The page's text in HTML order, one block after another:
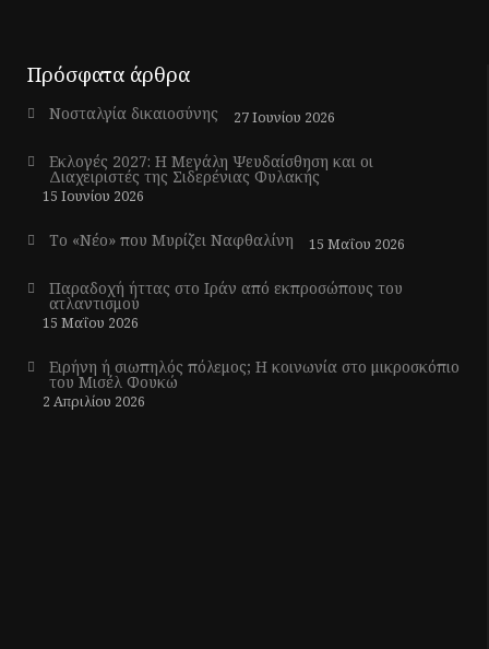
Πρόσφατα άρθρα
Νοσταλγία δικαιοσύνης 27 Ιουνίου 2026
Εκλογές 2027: Η Μεγάλη Ψευδαίσθηση και οι
Διαχειριστές της Σιδερένιας Φυλακής
15 Ιουνίου 2026
Το «Νέο» που Μυρίζει Ναφθαλίνη 15 Μαΐου 2026
Παραδοχή ήττας στο Ιράν από εκπροσώπους του
ατλαντισμού
15 Μαΐου 2026
Ειρήνη ή σιωπηλός πόλεμος; Η κοινωνία στο μικροσκόπιο
του Μισέλ Φουκώ
2 Απριλίου 2026